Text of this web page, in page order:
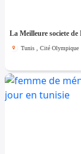
Tunis , Cité Olympique